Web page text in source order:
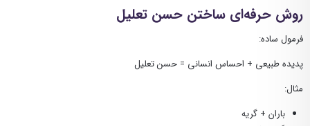
روش حرفه‌ای ساختن حسن تعلیل
فرمول ساده:
پدیده طبیعی + احساس انسانی = حسن تعلیل
مثال:
باران + گریه